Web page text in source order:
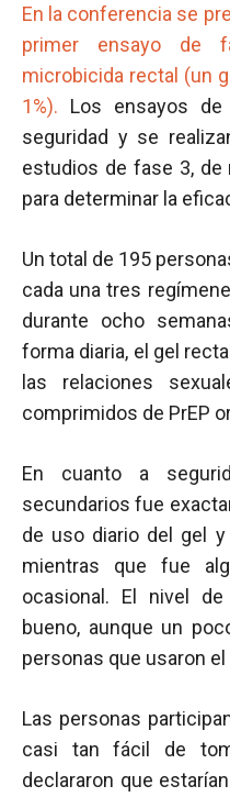
En la conferencia se
primer ensayo de
microbicida rectal (un
1%). Los ensayos
seguridad y se
estudios de fase 3, de
para determinar la
Un total de 195
cada una tres
durante ocho
forma diaria, el gel
las relaciones
comprimidos de PrEP
En cuanto a
secundarios fue
de uso diario del gel
mientras que fue
ocasional. El nivel de
bueno, aunque un
personas que usaron
Las personas
casi tan fácil de
declararon que